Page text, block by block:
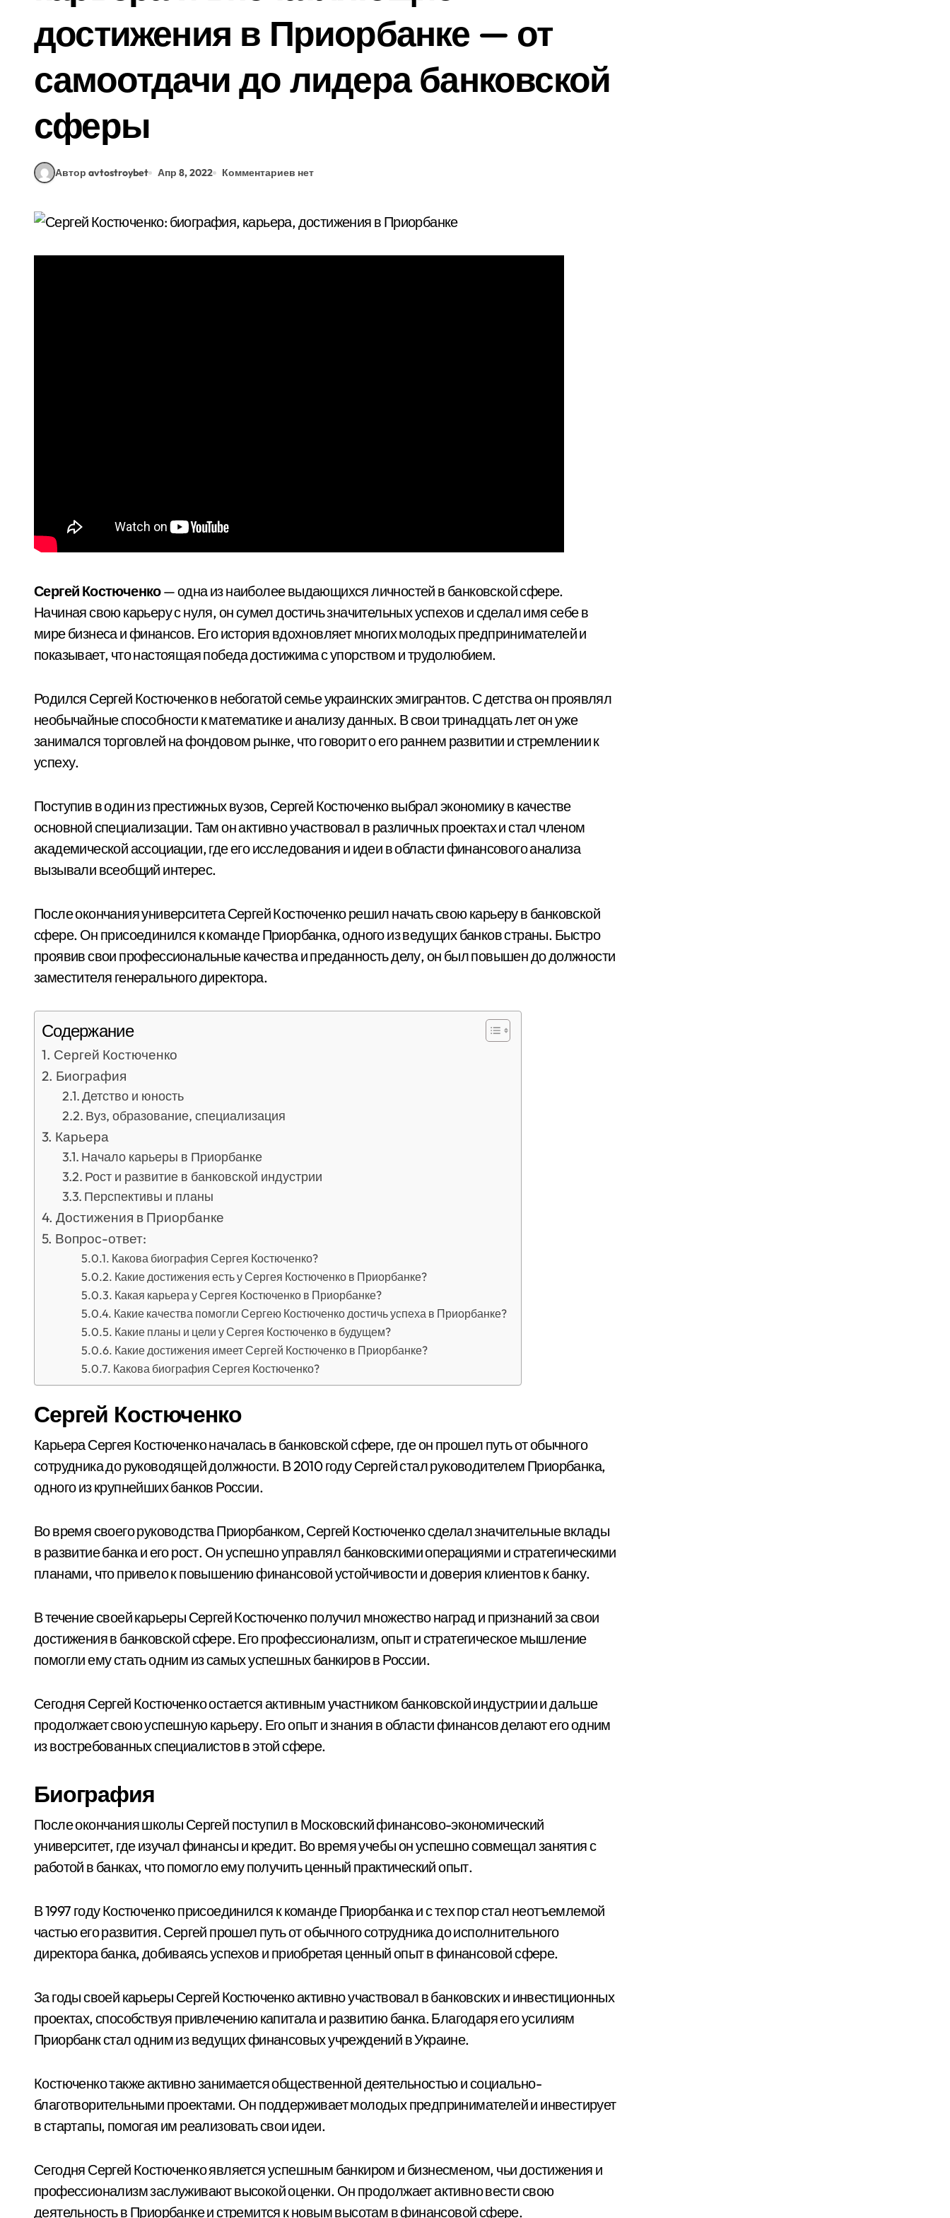
достижения в Приорбанке — от
самоотдачи до лидера банковской
сферы
Автор avtostroybet Апр 8, 2022 Комментариев нет
Сергей Костюченко— одна из наиболее выдающихся личностей в банковской сфере.
Начиная свою карьеру с нуля, он сумел достичь значительных успехов и сделал имя себе в
мире бизнеса и финансов. Его история вдохновляет многих молодых предпринимателей и
показывает, что настоящая победа достижима с упорством и трудолюбием.
Родился Сергей Костюченко в небогатой семье украинских эмигрантов. С детства он проявлял
необычайные способности к математике и анализу данных. В свои тринадцать лет он уже
занимался торговлей на фондовом рынке, что говорит о его раннем развитии и стремлении к
успеху.
Поступив в один из престижных вузов, Сергей Костюченко выбрал экономику в качестве
основной специализации. Там он активно участвовал в различных проектах и стал членом
академической ассоциации, где его исследования и идеи в области финансового анализа
вызывали всеобщий интерес.
После окончания университета Сергей Костюченко решил начать свою карьеру в банковской
сфере. Он присоединился к команде Приорбанка, одного из ведущих банков страны. Быстро
проявив свои профессиональные качества и преданность делу, он был повышен до должности
заместителя генерального директора.
Содержание
Сергей Костюченко
Биография
Детство и юность
Вуз, образование, специализация
Карьера
Начало карьеры в Приорбанке
Рост и развитие в банковской индустрии
Перспективы и планы
Достижения в Приорбанке
Вопрос-ответ:
Какова биография Сергея Костюченко?
Какие достижения есть у Сергея Костюченко в Приорбанке?
Какая карьера у Сергея Костюченко в Приорбанке?
Какие качества помогли Сергею Костюченко достичь успеха в Приорбанке?
Какие планы и цели у Сергея Костюченко в будущем?
Какие достижения имеет Сергей Костюченко в Приорбанке?
Какова биография Сергея Костюченко?
Сергей Костюченко
Карьера Сергея Костюченко началась в банковской сфере, где он прошел путь от обычного
сотрудника до руководящей должности. В 2010 году Сергей стал руководителем Приорбанка,
одного из крупнейших банков России.
Во время своего руководства Приорбанком, Сергей Костюченко сделал значительные вклады
в развитие банка и его рост. Он успешно управлял банковскими операциями и стратегическими
планами, что привело к повышению финансовой устойчивости и доверия клиентов к банку.
В течение своей карьеры Сергей Костюченко получил множество наград и признаний за свои
достижения в банковской сфере. Его профессионализм, опыт и стратегическое мышление
помогли ему стать одним из самых успешных банкиров в России.
Сегодня Сергей Костюченко остается активным участником банковской индустрии и дальше
продолжает свою успешную карьеру. Его опыт и знания в области финансов делают его одним
из востребованных специалистов в этой сфере.
Биография
После окончания школы Сергей поступил в Московский финансово-экономический
университет, где изучал финансы и кредит. Во время учебы он успешно совмещал занятия с
работой в банках, что помогло ему получить ценный практический опыт.
В 1997 году Костюченко присоединился к команде Приорбанка и с тех пор стал неотъемлемой
частью его развития. Сергей прошел путь от обычного сотрудника до исполнительного
директора банка, добиваясь успехов и приобретая ценный опыт в финансовой сфере.
За годы своей карьеры Сергей Костюченко активно участвовал в банковских и инвестиционных
проектах, способствуя привлечению капитала и развитию банка. Благодаря его усилиям
Приорбанк стал одним из ведущих финансовых учреждений в Украине.
Костюченко также активно занимается общественной деятельностью и социально-
благотворительными проектами. Он поддерживает молодых предпринимателей и инвестирует
в стартапы, помогая им реализовать свои идеи.
Сегодня Сергей Костюченко является успешным банкиром и бизнесменом, чьи достижения и
профессионализм заслуживают высокой оценки. Он продолжает активно вести свою
деятельность в Приорбанке и стремится к новым высотам в финансовой сфере.